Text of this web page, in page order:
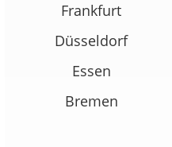
Frankfurt
Düsseldorf
Essen
Bremen